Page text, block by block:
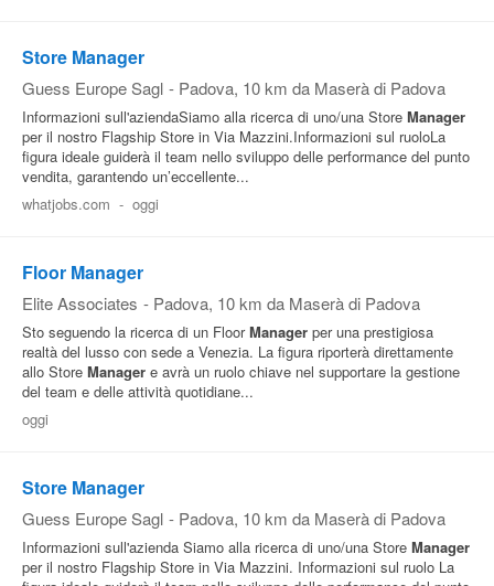
Store Manager
Guess Europe Sagl - Padova, 10 km da Maserà di Padova
Informazioni sull'aziendaSiamo alla ricerca di uno/una Store Manager
per il nostro Flagship Store in Via Mazzini.Informazioni sul ruoloLa
figura ideale guiderà il team nello sviluppo delle performance del punto
vendita, garantendo un’eccellente...
whatjobs.com - oggi
Floor Manager
Elite Associates - Padova, 10 km da Maserà di Padova
Sto seguendo la ricerca di un FloorManager per una prestigiosa
realtà del lusso con sede a Venezia. La figura riporterà direttamente
allo Store Manager e avrà un ruolo chiave nel supportare la gestione
del team e delle attività quotidiane...
oggi
Store Manager
Guess Europe Sagl - Padova, 10 km da Maserà di Padova
Informazioni sull'azienda Siamo alla ricerca di uno/una Store Manager
per il nostro Flagship Store in Via Mazzini. Informazioni sul ruolo La